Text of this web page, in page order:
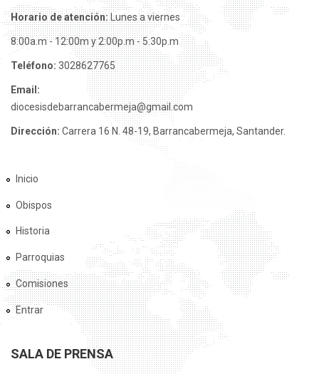
Horario de atención:Lunes a viernes
8:00a.m - 12:00m y 2:00p.m - 5:30p.m
Teléfono: 3028627765
Email:
diocesisdebarrancabermeja@gmail.com
Dirección: Carrera 16 N. 48-19, Barrancabermeja, Santander.
Inicio
Obispos
Historia
Parroquias
Comisiones
Entrar
SALA DE PRENSA